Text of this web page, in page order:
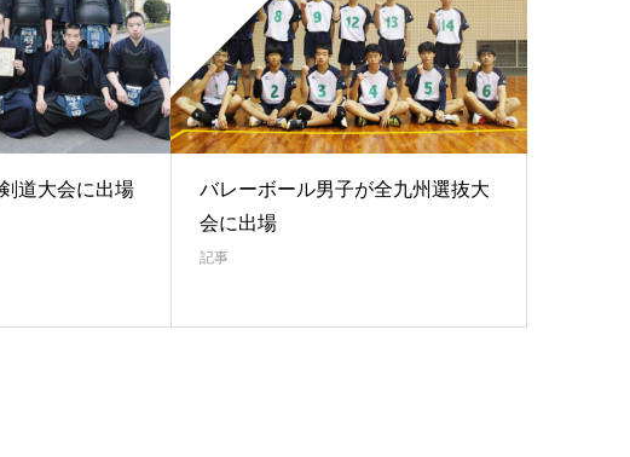
道大会に出場
バレーボール男子が全九州選抜大
会に出場
記事